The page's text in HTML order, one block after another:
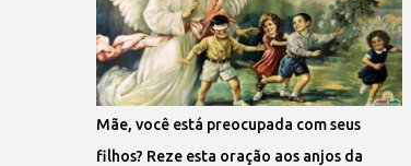
Mãe, você está preocupada com seus
filhos? Reze esta oração aos anjos da